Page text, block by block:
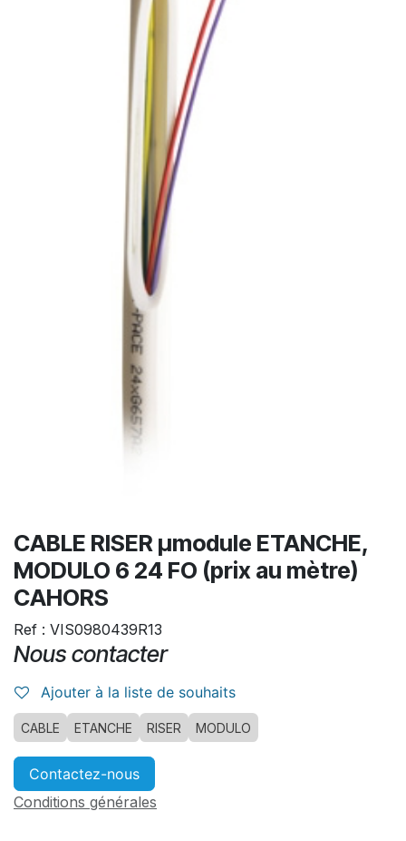
CABLE RISER µmodule ETANCHE,
MODULO 6 24 FO (prix au mètre)
CAHORS
Ref : VIS0980439R13
Nous contacter
Ajouter à la liste de souhaits
CABLE ETANCHE RISER MODULO
Contactez-nous
Conditions générales